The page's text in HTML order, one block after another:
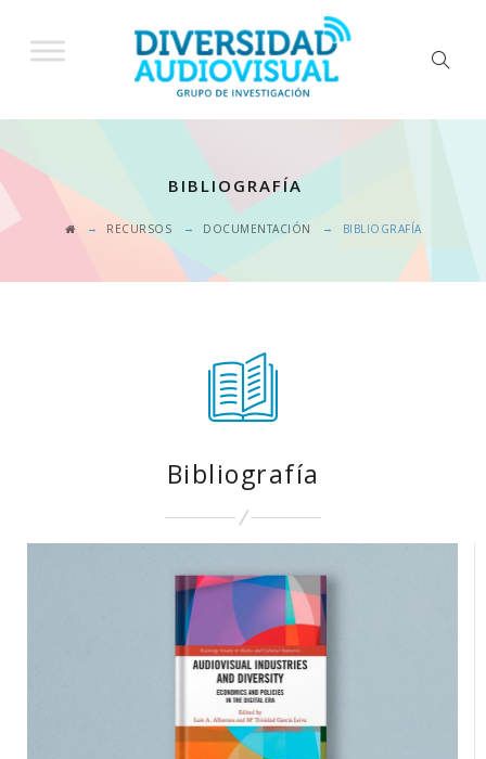
BIBLIOGRAFÍA
→ RECURSOS → DOCUMENTACIÓN → BIBLIOGRAFÍA
Bibliografía